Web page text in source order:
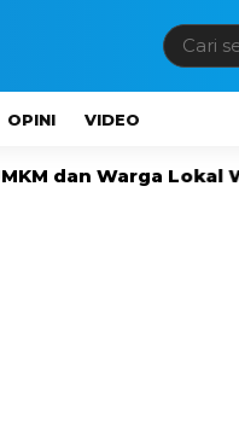
OPINI VIDEO
Lokal Wajib